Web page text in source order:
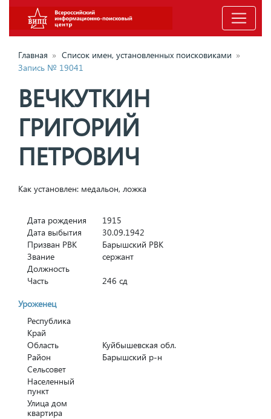
Главная » Список имен, установленных поисковиками »
Запись № 19041
ВЕЧКУТКИН
ГРИГОРИЙ
ПЕТРОВИЧ
Как установлен: медальон, ложка
Дата рождения
1915
Дата выбытия
30.09.1942
Призван РВК
Барышский РВК
Звание
сержант
Должность
Часть
246 сд
Уроженец
Республика
Край
Область
Куйбышевская обл.
Район
Барышский р-н
Сельсовет
Населенный
пункт
Улица дом
квартира